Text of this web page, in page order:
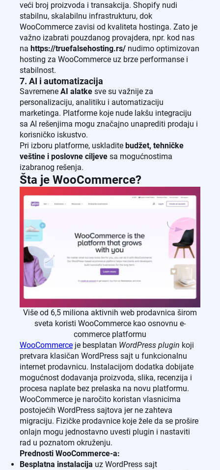
veći broj proizvoda i transakcija. Shopify nudi
stabilnu, skalabilnu infrastrukturu, dok
WooCommerce zavisi od kvaliteta hostinga. Zato je
važno izabrati pouzdanog provajdera, npr. kod nas
na https://truefalsehosting.rs/ nudimo optimizovan
hosting za WooCommerce uz brze performanse i
stabilnost.
7. AI i automatizacija
Savremene AI alatke sve su važnije za
personalizaciju, analitiku i automatizaciju
marketinga. Platforme koje nude lakšu integraciju
sa AI rešenjima mogu značajno unaprediti prodaju i
korisničko iskustvo.
Pri izboru platforme, uskladite budžet, tehničke
veštine i poslovne ciljeve sa mogućnostima
izabranog rešenja.
Šta je WooCommerce?
Više od 6,5 miliona aktivnih web prodavnica širom
sveta koristi WooCommerce kao osnovnu e-
commerce platformu
WooCommerce je besplatan WordPress plugin koji
pretvara klasičan WordPress sajt u funkcionalnu
internet prodavnicu. Instalacijom dodatka dobijate
mogućnost dodavanja proizvoda, slika, recenzija i
procesa naplate bez prelaska na novu platformu.
WooCommerce je naročito koristan vlasnicima
postojećih WordPress sajtova jer ne zahteva
migraciju. Fizičke prodavnice koje žele da se prošire
onlajn mogu jednostavno uvesti plugin i nastaviti
rad u poznatom okruženju.
Prednosti WooCommerce-a:
Besplatna instalacija uz WordPress sajt